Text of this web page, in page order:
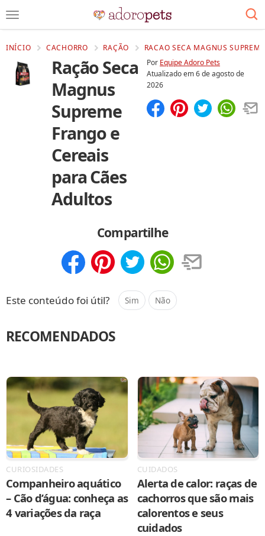
INÍCIO CACHORRO RAÇÃO RACAO SECA MAGNUS
Ração Seca
Magnus
Supreme
Frango e
Cereais
para Cães
Adultos
Por Equipe Adoro Pets
Atualizado em6 de agosto de
2026
Compartilhe
Este conteúdo foi útil? Sim Não
RECOMENDADOS
CURIOSIDADES
Companheiro aquático
– Cão d’água: conheça as
4 variações da raça
CUIDADOS
Alerta de calor: raças de
cachorros que são mais
calorentos e seus
cuidados